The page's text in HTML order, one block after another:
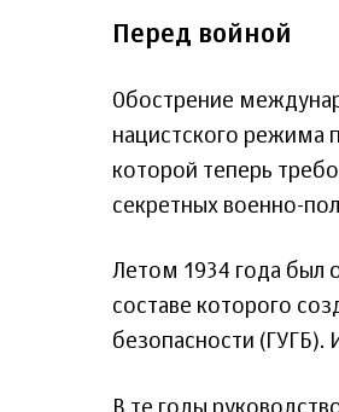
Перед войной
Обострение
нацистского режима
которой теперь
секретных военно-
Летом 1934 года был
составе которого
безопасности (ГУГБ).